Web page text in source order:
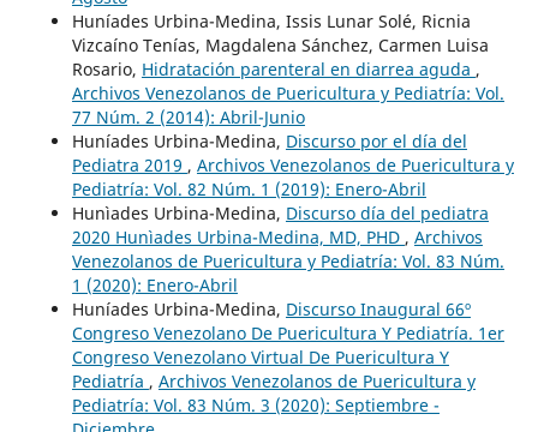
Huníades Urbina-Medina, Issis Lunar Solé, Ricnia
Vizcaíno Tenías, Magdalena Sánchez, Carmen Luisa
Rosario, Hidratación parenteral en diarrea aguda ,
Archivos Venezolanos de Puericultura y Pediatría: Vol.
77 Núm. 2 (2014): Abril-Junio
Huníades Urbina-Medina, Discurso por el día del
Pediatra 2019 , Archivos Venezolanos de Puericultura y
Pediatría: Vol. 82 Núm. 1 (2019): Enero-Abril
Hunìades Urbina-Medina, Discurso día del pediatra
2020 Hunìades Urbina-Medina, MD, PHD , Archivos
Venezolanos de Puericultura y Pediatría: Vol. 83 Núm.
1 (2020): Enero-Abril
Huníades Urbina-Medina, Discurso Inaugural 66º
Congreso Venezolano De Puericultura Y Pediatría. 1er
Congreso Venezolano Virtual De Puericultura Y
Pediatría , Archivos Venezolanos de Puericultura y
Pediatría: Vol. 83 Núm. 3 (2020): Septiembre -